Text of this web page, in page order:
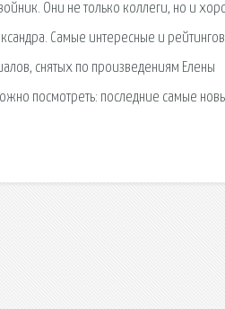
Они не только коллеги, но и
Самые интересные и
снятых по произведениям Елены
посмотреть: последние самые